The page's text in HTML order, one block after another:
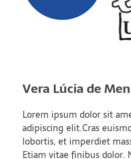
Vera Lúcia de
Lorem ipsum dolor sit
adipiscing elit.Cras
lobortis, et imperdiet
Etiam vitae finibus dolor.